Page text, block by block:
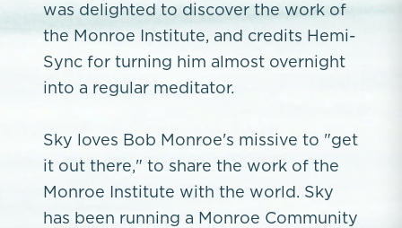
was delighted to discover the work of
the Monroe Institute, and credits Hemi-
Sync for turning him almost overnight
into a regular meditator.
Sky loves Bob Monroe's missive to "get
it out there," to share the work of the
Monroe Institute with the world. Sky
has been running a Monroe Community